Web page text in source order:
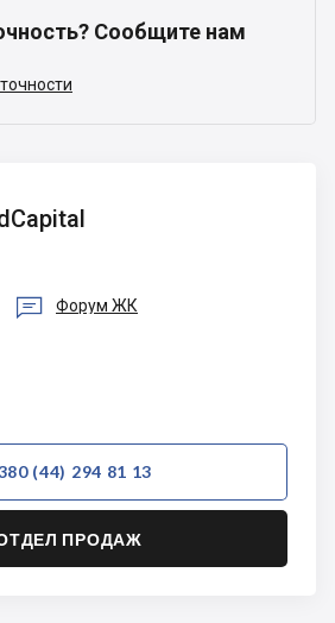
Сообщите нам
 Форум ЖК
(44) 294 81 13
ПРОДАЖ